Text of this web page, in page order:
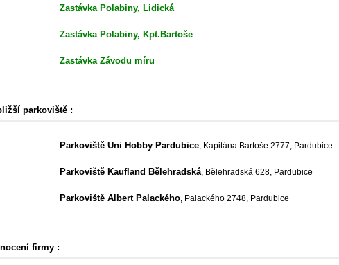
Zastávka Polabiny, Lidická
Zastávka Polabiny, Kpt.Bartoše
Zastávka Závodu míru
parkoviště :
Parkoviště Uni Hobby Pardubice, Kapitána Bartoše 2777, Pardubice
Parkoviště Kaufland Bělehradská, Bělehradská 628, Pardubice
Parkoviště Albert Palackého, Palackého 2748, Pardubice
firmy :